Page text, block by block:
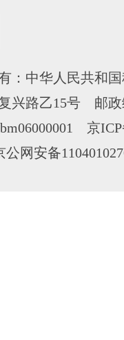
：中华人民共和
兴路乙15号 邮
京
公网安备